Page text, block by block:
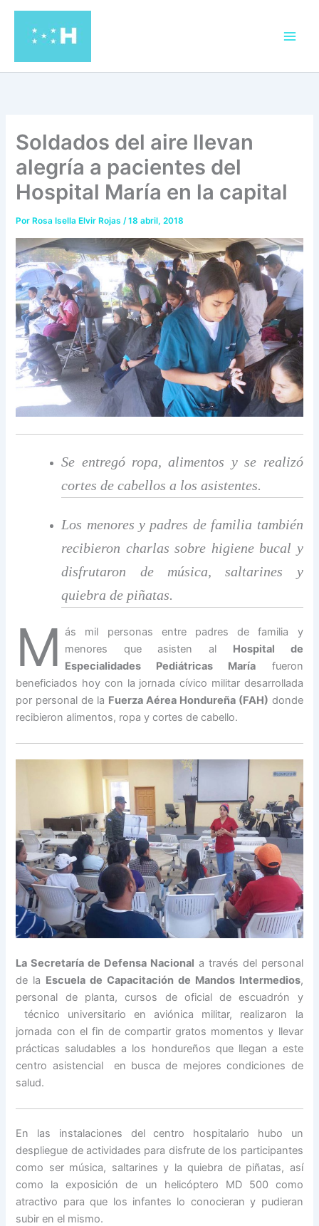
contenido
Soldados del aire llevan
alegría a pacientes del
Hospital María en la capital
Por Rosa Isella Elvir Rojas/18 abril, 2018
Se entregó ropa, alimentos y se realizó
cortes de cabellos a los asistentes.
Los menores y padres de familia también
recibieron charlas sobre higiene bucal y
disfrutaron de música, saltarines y
quiebra de piñatas.
M ás mil personas entre padres de familia y
menores que asisten al Hospital de
Especialidades Pediátricas María fueron
beneficiados hoy con la jornada cívico militar desarrollada
por personal de la Fuerza Aérea Hondureña (FAH) donde
recibieron alimentos, ropa y cortes de cabello.
La Secretaría de Defensa Nacional a través del personal
de la Escuela de Capacitación de Mandos Intermedios,
personal de planta, cursos de oficial de escuadrón y
técnico universitario en aviónica militar, realizaron la
jornada con el fin de compartir gratos momentos y llevar
prácticas saludables a los hondureños que llegan a este
centro asistencial en busca de mejores condiciones de
salud.
En las instalaciones del centro hospitalario hubo un
despliegue de actividades para disfrute de los participantes
como ser música, saltarines y la quiebra de piñatas, así
como la exposición de un helicóptero MD 500 como
atractivo para que los infantes lo conocieran y pudieran
subir en el mismo.